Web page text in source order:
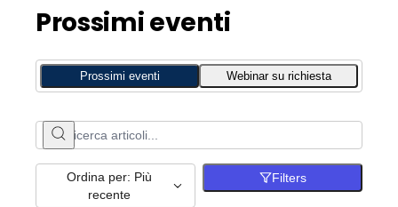
Prossimi eventi
Prossimi eventi Webinar su richiesta
Ordina per: Più
recente
Filters